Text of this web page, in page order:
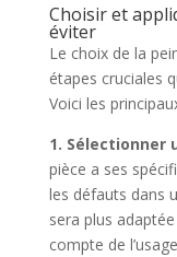
Choisir et
éviter
Le choix de la
étapes cruciales
Voici les
1. Sélectionner
pièce a ses
les défauts dans
sera plus
compte de